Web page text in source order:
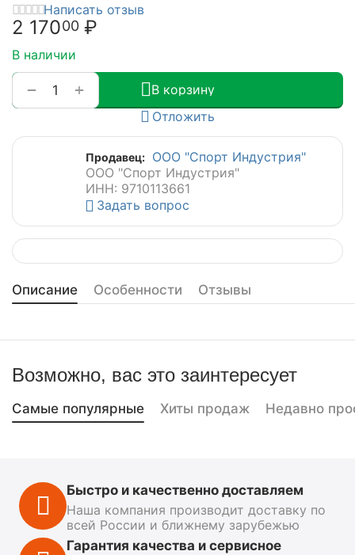
Написать отзыв
2 17000 ₽
В наличии
+
−
В корзину
Отложить
Продавец: ООО "Спорт Индустрия"
ООО "Спорт Индустрия"
ИНН: 9710113661
Задать вопрос
Описание Особенности Отзывы
Возможно, вас это заинтересует
Самые популярные Хиты продаж Недавно
Быстро и качественно доставляем
Наша компания производит доставку по
всей России и ближнему зарубежью
Гарантия качества и сервисное